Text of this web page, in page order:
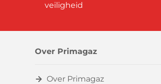
veiligheid
Over Primagaz
Over Primagaz